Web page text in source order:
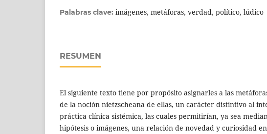
Palabras clave: imágenes, metáforas, verdad, político, lúdico
RESUMEN
El siguiente texto tiene por propósito asignarles a las
de la noción nietzscheana de ellas, un carácter distintivo al
práctica clínica sistémica, las cuales permitirían, ya sea
hipótesis o imágenes, una relación de novedad y curiosidad